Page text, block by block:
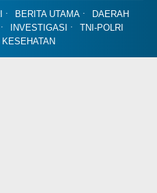
BERITA UTAMA
DAERAH
INVESTIGASI
TNI-POLRI
KESEHATAN